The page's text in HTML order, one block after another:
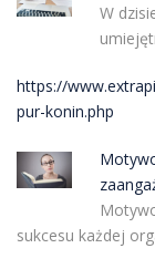
W
https://
pur-konin.php
sukcesu każdej